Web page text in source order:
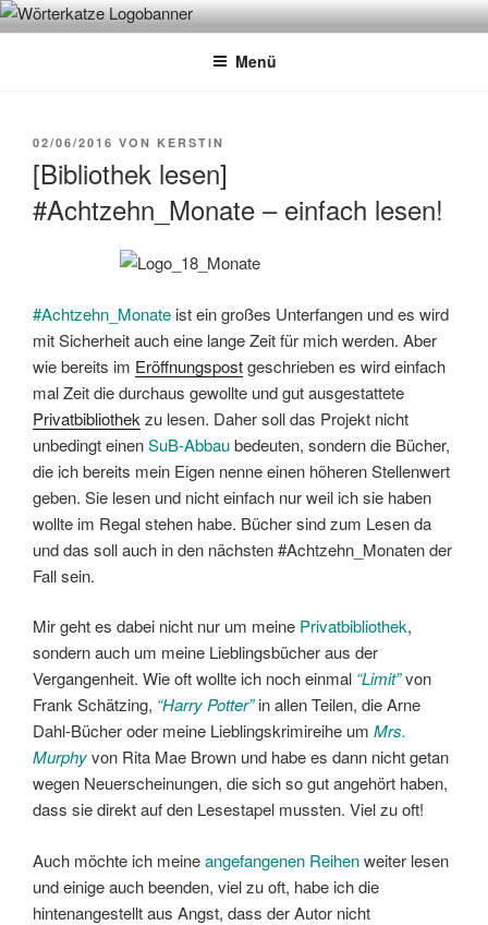
Zum
InhaltWÖRTERKATZE
Von Büchern erzählen
Menü
VERÖFFENTLICHT
02/06/2016 VON KERSTIN
[Bibliothek lesen]
#Achtzehn_Monate – einfach lesen!
#Achtzehn_Monate ist ein großes Unterfangen und es wird
mit Sicherheit auch eine lange Zeit für mich werden. Aber
wie bereits im Eröffnungspostgeschrieben es wird einfach
mal Zeit die durchaus gewollte und gut ausgestattete
Privatbibliothek zu lesen. Daher soll das Projekt nicht
unbedingt einenSuB-Abbaubedeuten, sondern die Bücher,
die ich bereits mein Eigen nenne einen höheren Stellenwert
geben. Sie lesen und nicht einfach nur weil ich sie haben
wollte im Regal stehen habe. Bücher sind zum Lesen da
und das soll auch in den nächsten #Achtzehn_Monaten der
Fall sein.
Mir geht es dabei nicht nur um meine Privatbibliothek,
sondern auch um meine Lieblingsbücher aus der
Vergangenheit. Wie oft wollte ich noch einmal “Limit”von
Frank Schätzing, “Harry Potter” in allen Teilen, die Arne
Dahl-Bücher oder meine Lieblingskrimireihe um Mrs.
Murphyvon Rita Mae Brown und habe es dann nicht getan
wegen Neuerscheinungen, die sich so gut angehört haben,
dass sie direkt auf den Lesestapel mussten. Viel zu oft!
Auch möchte ich meineangefangenen Reihenweiter lesen
und einige auch beenden, viel zu oft, habe ich die
hintenangestellt aus Angst, dass der Autor nicht